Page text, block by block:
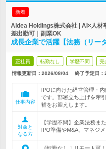
新着
AIdea Holdings株式会社 | AI×人材
差出勤可｜副業OK
成長企業で活躍【法務（リー
正社員 転勤なし 学歴不問 完
情報更新日：2026/08/04 終了予定日：
仕事内容
IPOに向けた経営管理・
です。部署立ち上げを牽
補をお迎えします。
対象と
なる方
【学歴不問】企業法務ま
IPO準備やM&A、マネジ